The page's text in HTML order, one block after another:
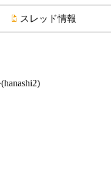
スレッド情報